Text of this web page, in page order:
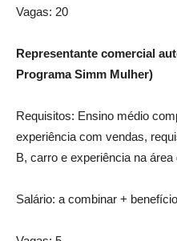
Vagas: 20
Representante comercial
Programa Simm Mulher)
Requisitos: Ensino médio
experiência com vendas,
B, carro e experiência na área
Salário: a combinar +